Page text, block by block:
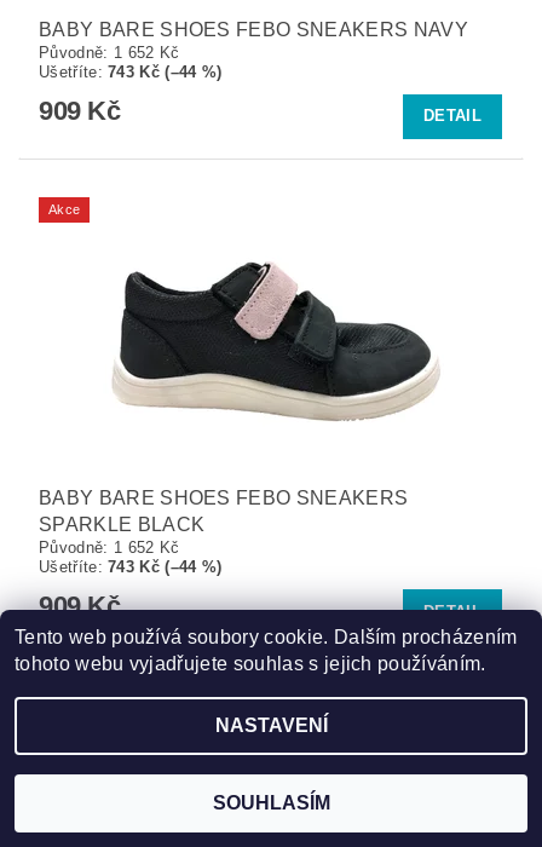
BABY BARE SHOES FEBO SNEAKERS NAVY
Původně: 1 652 Kč
Ušetříte:743 Kč (–44 %)
909 Kč DETAIL
Akce
BABY BARE SHOES FEBO SNEAKERS
SPARKLE BLACK
Původně: 1 652 Kč
Ušetříte:743 Kč (–44 %)
909 Kč DETAIL
Formulář vrácení
Tento web používá soubory cookie. Dalším procházením
tohoto webu vyjadřujete souhlas s jejich používáním.
NASTAVENÍ
SOUHLASÍM